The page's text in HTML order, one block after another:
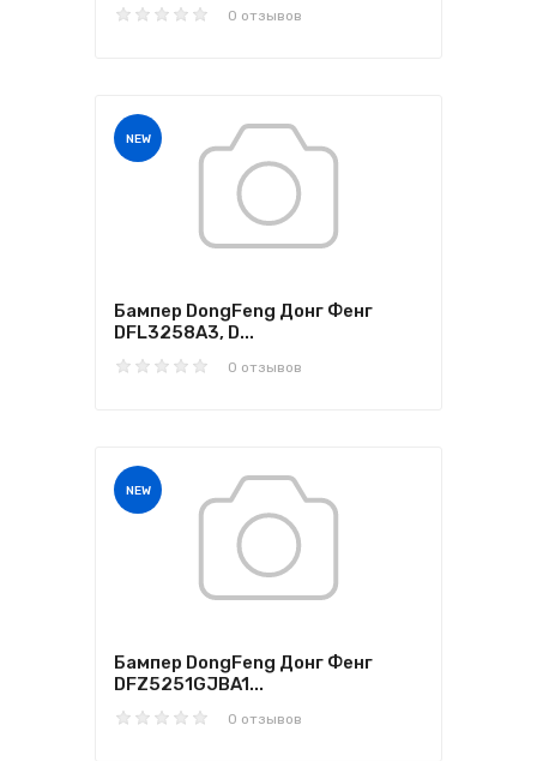
0 отзывов
NEW
Бампер DongFeng Донг Фенг
DFL3258A3, D...
0 отзывов
NEW
Бампер DongFeng Донг Фенг
DFZ5251GJBA1...
0 отзывов